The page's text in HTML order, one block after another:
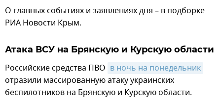
О главных событиях и заявлениях дня – в подборке
РИА Новости Крым.
Атака ВСУ на Брянскую и Курскую области
Российские средства ПВО в ночь на понедельник
отразили массированную атаку украинских
беспилотников на Брянскую и Курскую области.